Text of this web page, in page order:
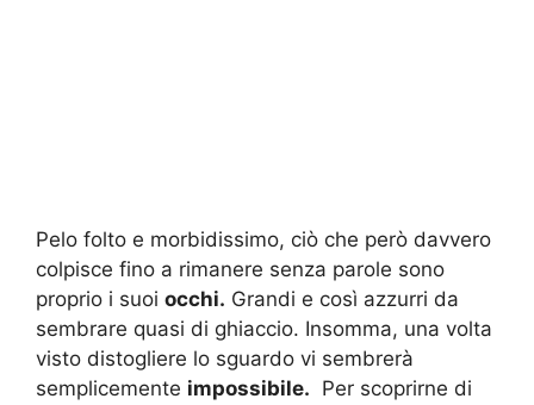
Pelo folto e morbidissimo, ciò che però davvero
colpisce fino a rimanere senza parole sono
proprio i suoi occhi. Grandi e così azzurri da
sembrare quasi di ghiaccio. Insomma, una volta
visto distogliere lo sguardo vi sembrerà
semplicemente impossibile. Per scoprirne di